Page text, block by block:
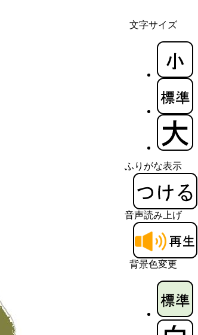
文字サイズ
ふりがな表示
音声読み上げ
背景色変更